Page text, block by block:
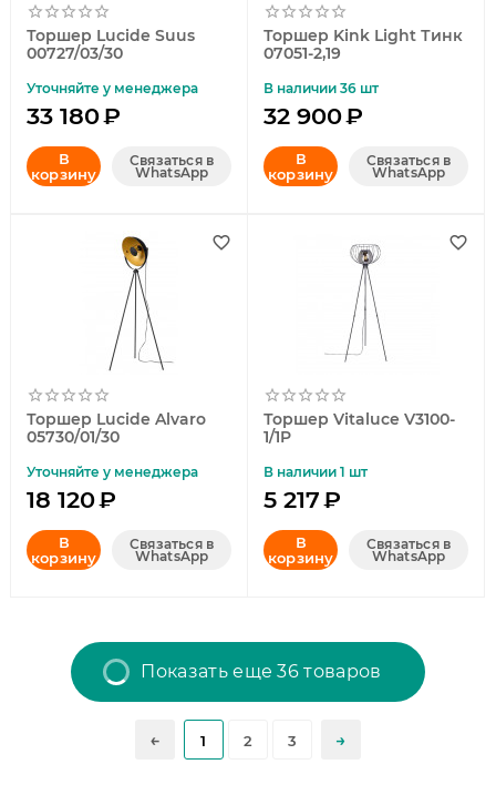
Торшер Lucide Suus
00727/03/30
Уточняйте у менеджера
33 180₽
В
корзину
Связаться в
WhatsApp
Торшер Kink Light Тинк
07051-2,19
В наличии 36 шт
32 900₽
В
корзину
Связаться в
WhatsApp
Торшер Lucide Alvaro
05730/01/30
Уточняйте у менеджера
18 120₽
В
корзину
Связаться в
WhatsApp
Торшер Vitaluce V3100-
1/1P
В наличии 1 шт
5 217₽
В
корзину
Связаться в
WhatsApp
Показать еще 36 товаров
1 2 3